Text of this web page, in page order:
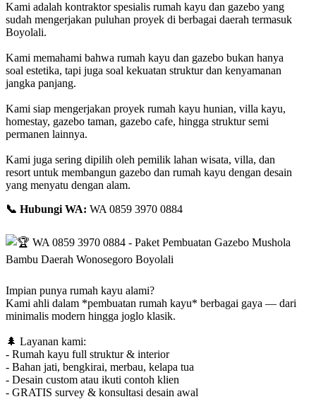
Kami adalah kontraktor spesialis rumah kayu dan gazebo yang
sudah mengerjakan puluhan proyek di berbagai daerah termasuk
Boyolali.
Kami memahami bahwa rumah kayu dan gazebo bukan hanya
soal estetika, tapi juga soal kekuatan struktur dan kenyamanan
jangka panjang.
Kami siap mengerjakan proyek rumah kayu hunian, villa kayu,
homestay, gazebo taman, gazebo cafe, hingga struktur semi
permanen lainnya.
Kami juga sering dipilih oleh pemilik lahan wisata, villa, dan
resort untuk membangun gazebo dan rumah kayu dengan desain
yang menyatu dengan alam.
📞 Hubungi WA: WA 0859 3970 0884
Impian punya rumah kayu alami?
Kami ahli dalam *pembuatan rumah kayu* berbagai gaya — dari
minimalis modern hingga joglo klasik.
🌲 Layanan kami:
- Rumah kayu full struktur & interior
- Bahan jati, bengkirai, merbau, kelapa tua
- Desain custom atau ikuti contoh klien
- GRATIS survey & konsultasi desain awal